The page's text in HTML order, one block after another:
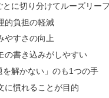
とに切り分けてルーズリー
的負担の軽減
やすさの向上
の書き込みがしやすい
を解かない」のも1つの手
に慣れることが目的